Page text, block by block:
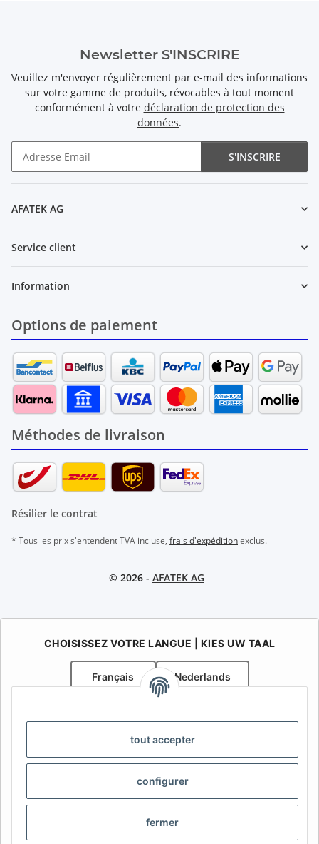
tout accepter
configurer
fermer
Newsletter S'INSCRIRE
Veuillez m'envoyer régulièrement par e-mail des informations
sur votre gamme de produits, révocables à tout moment
conformément à votre déclaration de protection des
données.
S'INSCRIRE
AFATEK AG
Service client
Information
Options de paiement
Méthodes de livraison
Résilier le contrat
* Tous les prix s'entendent TVA incluse, frais d'expéditionexclus.
© 2026 - AFATEK AG
CHOISISSEZ VOTRE LANGUE | KIES UW TAAL
Français Nederlands
specialist in onderdelen voor aanhangwagens
Contact:info@afatek.com
AFATEK INTERNATIONAL – SELECT REGION & LANGUAGE |
CHOISIR LA RÉGION ET LA LANGUE | SELECCIONAR REGIÓN E